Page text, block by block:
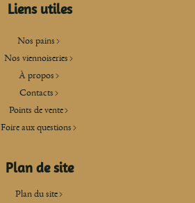
Liens utiles
Nos pains
Nos viennoiseries
À propos
Contacts
Points de vente
Foire aux questions
Plan de site
Plan du site